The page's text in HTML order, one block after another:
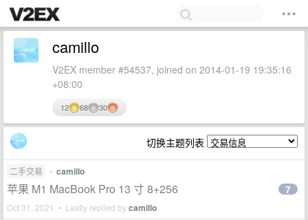
camillo
V2EX member #54537, joined on 2014-01-19 19:35:16
+08:00
12 68 30
切换主题列表
二手交易 • camillo
苹果 M1 MacBook Pro 13 寸 8+256
Oct 31, 2021 • Lastly replied bycamillo
7